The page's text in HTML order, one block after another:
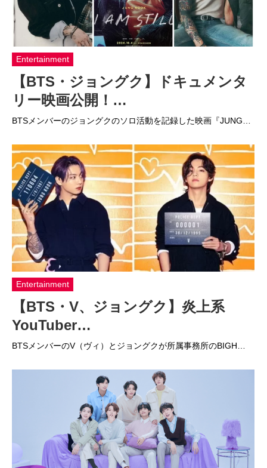
Entertainment
【BTS・ジョングク】ドキュメンタ
リー映画公開！…
BTSメンバーのジョングクのソロ活動を記録した映画『JUNG…
Entertainment
【BTS・V、ジョングク】炎上系
YouTuber…
BTSメンバーのV（ヴィ）とジョングクが所属事務所のBIGH…